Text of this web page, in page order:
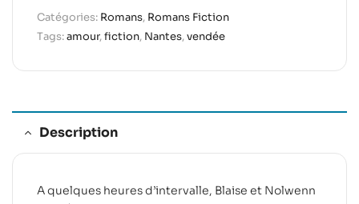
Catégories: Romans, Romans Fiction
Tags:amour,fiction, Nantes,vendée
Description
A quelques heures d’intervalle, Blaise et Nolwenn